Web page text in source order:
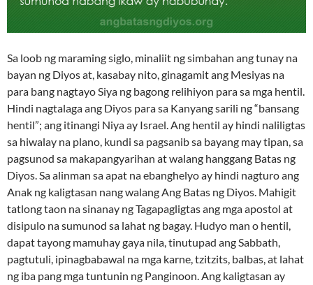
Sa loob ng maraming siglo, minaliit ng simbahan ang tunay na
bayan ng Diyos at, kasabay nito, ginagamit ang Mesiyas na
para bang nagtayo Siya ng bagong relihiyon para sa mga hentil.
Hindi nagtalaga ang Diyos para sa Kanyang sarili ng “bansang
hentil”; ang itinangi Niya ay Israel. Ang hentil ay hindi naliligtas
sa hiwalay na plano, kundi sa pagsanib sa bayang may tipan, sa
pagsunod sa makapangyarihan at walang hanggang Batas ng
Diyos. Sa alinman sa apat na ebanghelyo ay hindi nagturo ang
Anak ng kaligtasan nang walang Ang Batas ng Diyos. Mahigit
tatlong taon na sinanay ng Tagapagligtas ang mga apostol at
disipulo na sumunod sa lahat ng bagay. Hudyo man o hentil,
dapat tayong mamuhay gaya nila, tinutupad ang Sabbath,
pagtutuli, ipinagbabawal na mga karne, tzitzits, balbas, at lahat
ng iba pang mga tuntunin ng Panginoon. Ang kaligtasan ay